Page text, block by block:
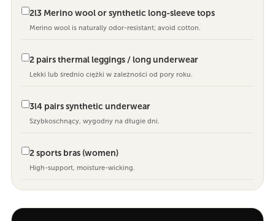
2l3 Merino wool or synthetic long-sleeve tops
Merino wool is naturally odor-resistant; avoid cotton.
2 pairs thermal leggings / long underwear
Lekki lub średnio ciężki w zależności od pory roku.
3l4 pairs synthetic underwear
Szybkoschnący, wygodny na długie dni.
2 sports bras (women)
High-support, moisture-wicking.